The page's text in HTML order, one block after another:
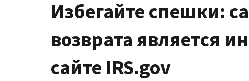
Избегайте спешки:
возврата является
сайте IRS.gov